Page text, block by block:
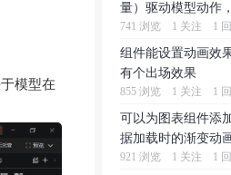
模型在
量）驱动模型动作
741 浏览 1 关注 1
组件能设置动画效
有个出场效果
855 浏览 1 关注 1
可以为图表组件添
据加载时的渐变动画
921 浏览 1 关注 1